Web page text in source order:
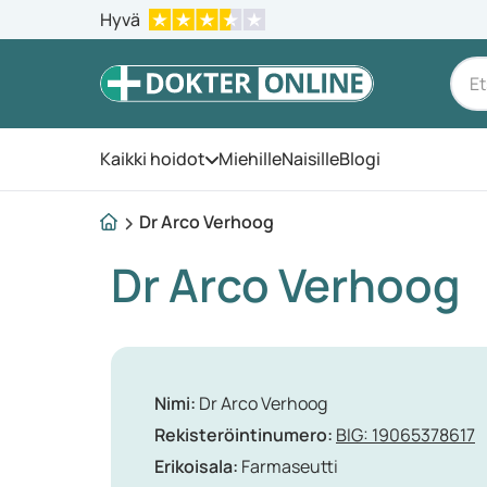
Hyvä
Kaikki hoidot Avaa valikko
MiehilleNaisilleBlogi
Dr Arco Verhoog
Dr Arco Verhoog
Nimi: Dr Arco Verhoog
Rekisteröintinumero: BIG: 19065378617
Erikoisala: Farmaseutti